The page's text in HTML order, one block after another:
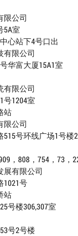
限公司
5A室
心站下4号口出
有限公司
华富大厦15A1室
有限公司
号1204室
站
限公司
515号环线广场1号楼
，808，754，73，
展有限公司
1021号
站
号楼306,307室
号2号楼